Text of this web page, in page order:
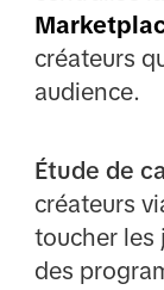
créateurs
audience.
Étude de
créateurs
toucher les
des